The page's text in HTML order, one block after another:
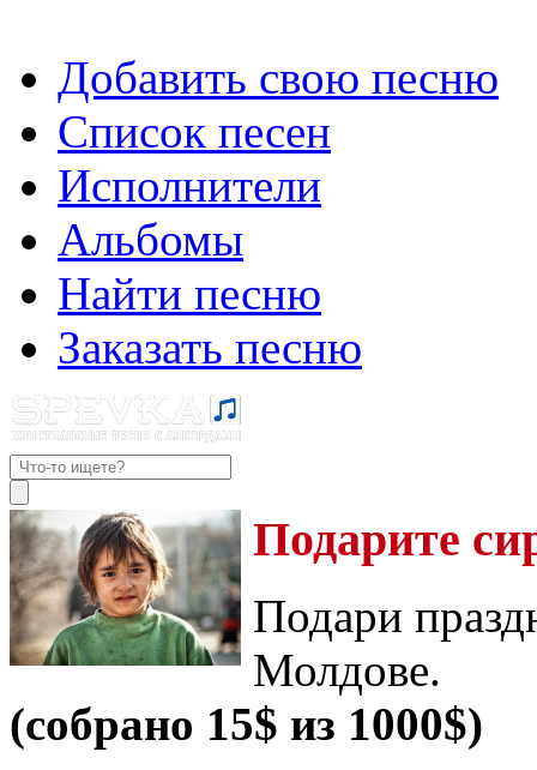
Добавить свою песню
Список песен
Исполнители
Альбомы
Найти песню
Заказать песню
Подарите
Подари
Молдове.
(собрано 15$ из 1000$)